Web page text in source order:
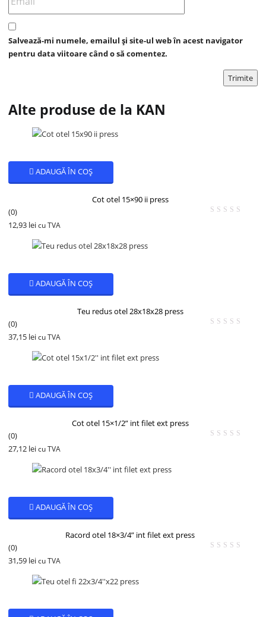
Salvează-mi numele, emailul și site-ul web în acest navigator
pentru data viitoare când o să comentez.
Alte produse de la KAN
ADAUGĂ ÎN COȘ
Cot otel 15×90 ii press
(0)
12,93 lei cu TVA
ADAUGĂ ÎN COȘ
Teu redus otel 28x18x28 press
(0)
37,15 lei cu TVA
ADAUGĂ ÎN COȘ
Cot otel 15×1/2” int filet ext press
(0)
27,12 lei cu TVA
ADAUGĂ ÎN COȘ
Racord otel 18×3/4” int filet ext press
(0)
31,59 lei cu TVA